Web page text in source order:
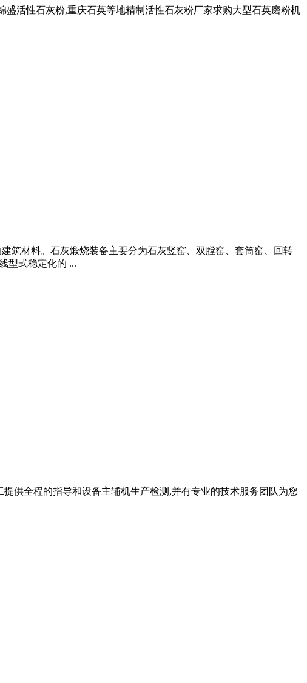
活性石灰粉,重庆石英等地精制活性石灰粉厂家求购大型石英磨粉机
筑材料。石灰煅烧装备主要分为石灰竖窑、双膛窑、套筒窑、回转
型式稳定化的 ...
供全程的指导和设备主辅机生产检测,并有专业的技术服务团队为您